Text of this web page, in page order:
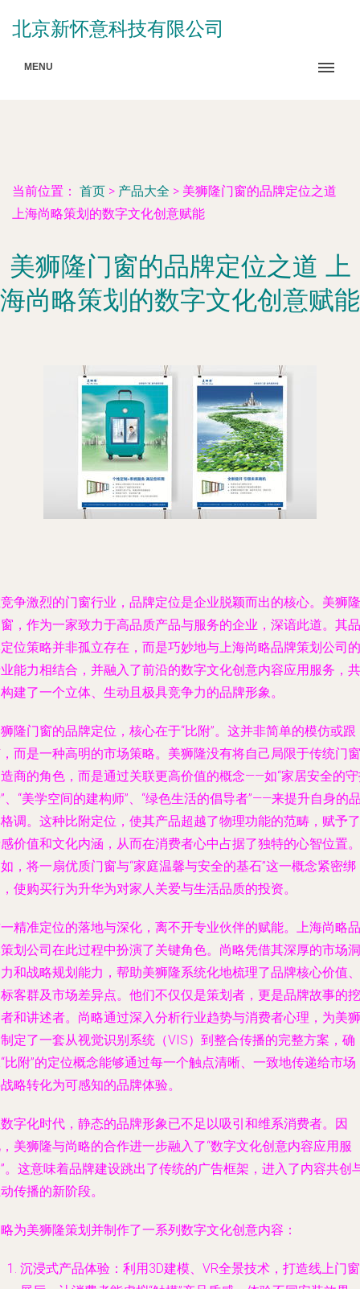
北京新怀意科技有限公司
MENU
当前位置： 首页 > 产品大全 > 美狮隆门窗的品牌定位之道
上海尚略策划的数字文化创意赋能
美狮隆门窗的品牌定位之道 上
海尚略策划的数字文化创意赋能
争激烈的门窗行业，品牌定位是企业脱颖而出的核心。美狮隆
，作为一家致力于高品质产品与服务的企业，深谙此道。其品
位策略并非孤立存在，而是巧妙地与上海尚略品牌策划公司的
能力相结合，并融入了前沿的数字文化创意内容应用服务，共
建了一个立体、生动且极具竞争力的品牌形象。
隆门窗的品牌定位，核心在于“比附”。这并非简单的模仿或跟
而是一种高明的市场策略。美狮隆没有将自己局限于传统门窗
商的角色，而是通过关联更高价值的概念——如“家居安全的
、“美学空间的建构师”、“绿色生活的倡导者”——来提升自身的
调。这种比附定位，使其产品超越了物理功能的范畴，赋予了
价值和文化内涵，从而在消费者心中占据了独特的心智位置。
，将一扇优质门窗与“家庭温馨与安全的基石”这一概念紧密绑
使购买行为升华为对家人关爱与生活品质的投资。
精准定位的落地与深化，离不开专业伙伴的赋能。上海尚略品
划公司在此过程中扮演了关键角色。尚略凭借其深厚的市场洞
和战略规划能力，帮助美狮隆系统化地梳理了品牌核心价值、
客群及市场差异点。他们不仅仅是策划者，更是品牌故事的挖
和讲述者。尚略通过深入分析行业趋势与消费者心理，为美狮
定了一套从视觉识别系统（VIS）到整合传播的完整方案，确
比附”的定位概念能够通过每一个触点清晰、一致地传递给市场
略转化为可感知的品牌体验。
字化时代，静态的品牌形象已不足以吸引和维系消费者。因
美狮隆与尚略的合作进一步融入了“数字文化创意内容应用服
。这意味着品牌建设跳出了传统的广告框架，进入了内容共创
传播的新阶段。
为美狮隆策划并制作了一系列数字文化创意内容：
沉浸式产品体验 ：利用3D建模、VR全景技术，打造线上门窗